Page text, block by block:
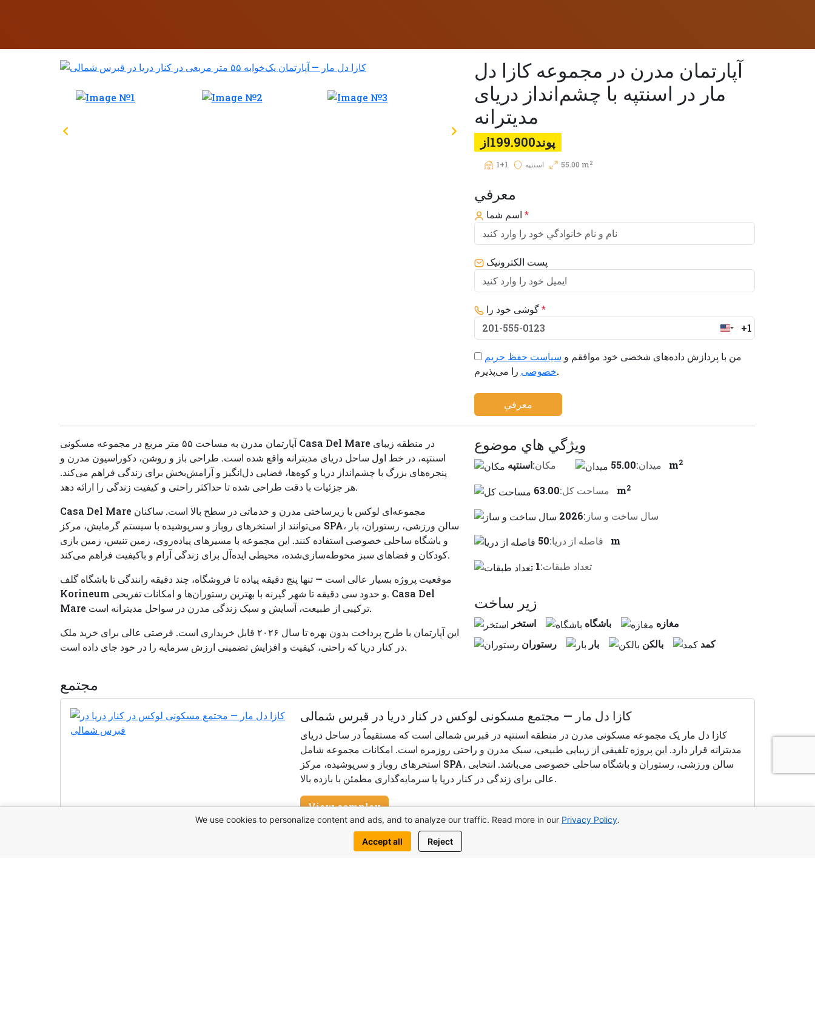
آپارتمان مدرن در مجموعه کازا دل
مار در اسنتپه با چشم‌انداز دریای
مدیترانه
پوند199.900از
1+1 اسنتپه 55.00 m2
معرفي
*
پست الکترونیک
گوشی خود را*
United
+1
+1
من با پردازش داده‌های شخصی خود موافقم و سیاست حفظ حریم
خصوصیرا می‌پذیرم.
معرفي
آپارتمان مدرن به مساحت ۵۵ متر مربع در مجموعه مسکونی Casa Del Mare در منطقه زیبای
اسنتپه، در خط اول ساحل دریای مدیترانه واقع شده است. طراحی باز و روشن، دکوراسیون مدرن و
پنجره‌های بزرگ با چشم‌انداز دریا و کوه‌ها، فضایی دل‌انگیز و آرامش‌بخش برای زندگی فراهم می‌کند.
هر جزئیات با دقت طراحی شده تا حداکثر راحتی و کیفیت زندگی را ارائه دهد.
Casa Del Mare مجموعه‌ای لوکس با زیرساختی مدرن و خدماتی در سطح بالا است. ساکنان
می‌توانند از استخرهای روباز و سرپوشیده با سیستم گرمایش، مرکز SPA، سالن ورزشی، رستوران، بار
و باشگاه ساحلی خصوصی استفاده کنند. این مجموعه با مسیرهای پیاده‌روی، زمین تنیس، زمین بازی
کودکان و فضاهای سبز محوطه‌سازی‌شده، محیطی ایده‌آل برای زندگی آرام و باکیفیت فراهم می‌کند.
موقعیت پروژه بسیار عالی است — تنها پنج دقیقه پیاده تا فروشگاه، چند دقیقه رانندگی تا باشگاه گلف
Korineum و حدود سی دقیقه تا شهر گیرنه با بهترین رستوران‌ها و امکانات تفریحی. Casa Del
Mare ترکیبی از طبیعت، آسایش و سبک زندگی مدرن در سواحل مدیترانه است.
این آپارتمان با طرح پرداخت بدون بهره تا سال ۲۰۲۶ قابل خریداری است. فرصتی عالی برای خرید ملک
در کنار دریا که راحتی، کیفیت و افزایش تضمینی ارزش سرمایه را در خود جای داده است.
ويژگي هاي موضوع
مكان:اسنتپه ميدان: 55.00 m2
مساحت کل: 63.00 m2
سال ساخت و ساز:2026
فاصله از دريا:
50 m
تعداد طبقات:1
زير ساخت
استخر باشگاه
مغازه
رستوران
بار بالكن كمد
مجتمع
کازا دل مار — مجتمع مسکونی لوکس در کنار دریا در قبرس شمالی
کازا دل مار یک مجموعه مسکونی مدرن در منطقه اسنتپه در قبرس شمالی است که مستقیماً در ساحل دریای
مدیترانه قرار دارد. این پروژه تلفیقی از زیبایی طبیعی، سبک مدرن و راحتی روزمره است. امکانات مجموعه شامل
استخرهای روباز و سرپوشیده، مرکز SPA، سالن ورزشی، رستوران و باشگاه ساحلی خصوصی می‌باشد. انتخابی
عالی برای زندگی در کنار دریا یا سرمایه‌گذاری مطمئن با بازده بالا.
View complex
We use cookies to personalize content and ads, and to analyze our traffic. Read more in our Privacy Policy.
Accept all Reject